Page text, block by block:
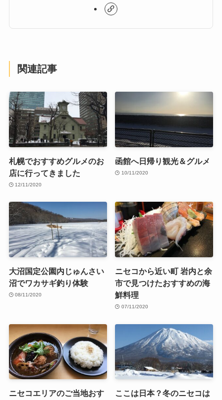
関連記事
札幌でおすすめグルメのお
店に行ってきました
12/11/2020
函館へ日帰り観光＆グルメ
10/11/2020
大沼国定公園内じゅんさい
沼でワカサギ釣り体験
08/11/2020
ニセコから近い町 岩内と余
市で見つけたおすすめの海
鮮料理
07/11/2020
ニセコエリアのご当地おす
ここは日本？冬のニセコは